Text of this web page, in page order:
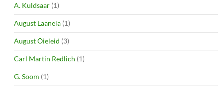
A. Kuldsaar (1)
August Läänela (1)
August Õieleid (3)
Carl Martin Redlich (1)
G. Soom (1)